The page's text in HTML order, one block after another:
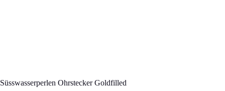
Süsswasserperlen Ohrstecker Goldfilled